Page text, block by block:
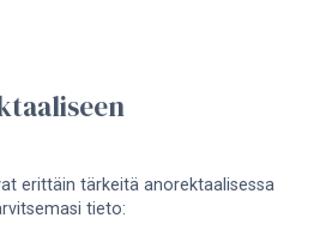
erittäin tärkeitä anorektaalisessa
tieto: